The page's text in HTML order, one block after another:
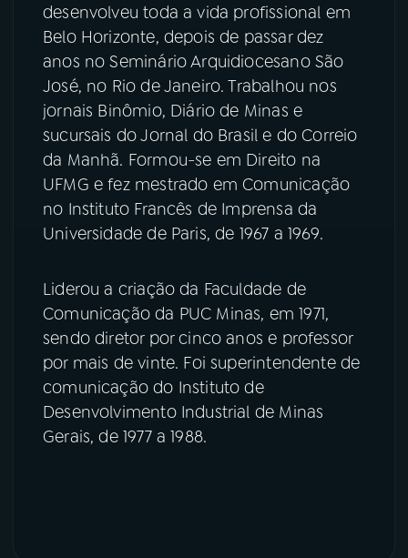
desenvolveu toda a vida profissional em
Belo Horizonte, depois de passar dez
anos no Seminário Arquidiocesano São
José, no Rio de Janeiro. Trabalhou nos
jornais Binômio, Diário de Minas e
sucursais do Jornal do Brasil e do Correio
da Manhã. Formou-se em Direito na
UFMG e fez mestrado em Comunicação
no Instituto Francês de Imprensa da
Universidade de Paris, de 1967 a 1969.
Liderou a criação da Faculdade de
Comunicação da PUC Minas, em 1971,
sendo diretor por cinco anos e professor
por mais de vinte. Foi superintendente de
comunicação do Instituto de
Desenvolvimento Industrial de Minas
Gerais, de 1977 a 1988.